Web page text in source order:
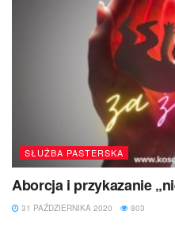
SŁUŻBA PASTERSKA
Aborcja i przykazanie
31 PAŹDZIERNIKA 2020 803